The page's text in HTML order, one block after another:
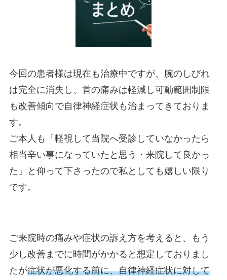
今回の患者様は現在も治療中ですが、腕のしびれ
は完全に消失し、首の痛みは軽減し可動範囲制限
も改善傾向で自律神経症状も治まってきておりま
す。
ご本人も「軽視して当院へ受診していなかったら
相当辛い事になっていたと思う・来院して良かっ
た」と仰って下さったので私としても嬉しい限り
です。
ご来院時の痛みや症状の訴え方を考えると、もう
少し改善までに時間がかかると想定しておりまし
たが症状が悪化する前に、自律神経症状に対して